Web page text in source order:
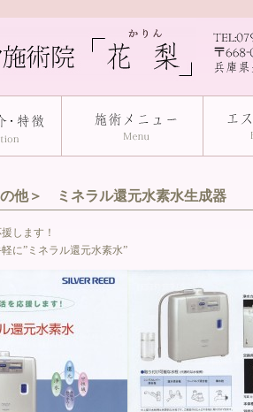
の他＞ ミネラル還元水素水生成器
します！
に”ミネラル還元水素水”